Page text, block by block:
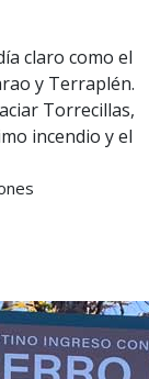
claro como el
y Terraplén.
Torrecillas,
incendio y el